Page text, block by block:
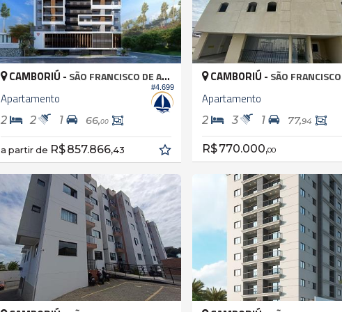
#4.699
CAMBORIÚ - SÃO FRANCISCO DE ASSIS
Apartamento
2 2 1 66,00
a partir de R$ 857.866,43
CAMBORIÚ - SÃO FRANCISCO
Apartamento
2 3 1 77,94
R$ 770.000,00